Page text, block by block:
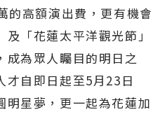
的高額演出費，更有機會
「花蓮太平洋觀光節」
成為眾人矚目的明日之
才自即日起至5月23日
明星夢，更一起為花蓮加